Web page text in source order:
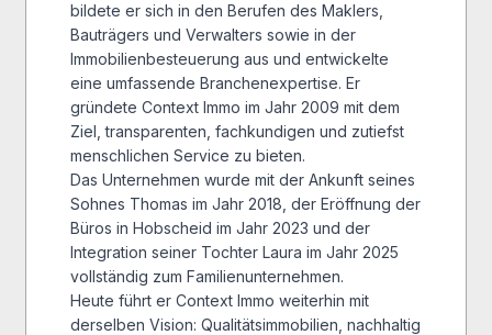
bildete er sich in den Berufen des Maklers,
Bauträgers und Verwalters sowie in der
Immobilienbesteuerung aus und entwickelte
eine umfassende Branchenexpertise. Er
gründete Context Immo im Jahr 2009 mit dem
Ziel, transparenten, fachkundigen und zutiefst
menschlichen Service zu bieten.
Das Unternehmen wurde mit der Ankunft seines
Sohnes Thomas im Jahr 2018, der Eröffnung der
Büros in Hobscheid im Jahr 2023 und der
Integration seiner Tochter Laura im Jahr 2025
vollständig zum Familienunternehmen.
Heute führt er Context Immo weiterhin mit
derselben Vision: Qualitätsimmobilien, nachhaltig